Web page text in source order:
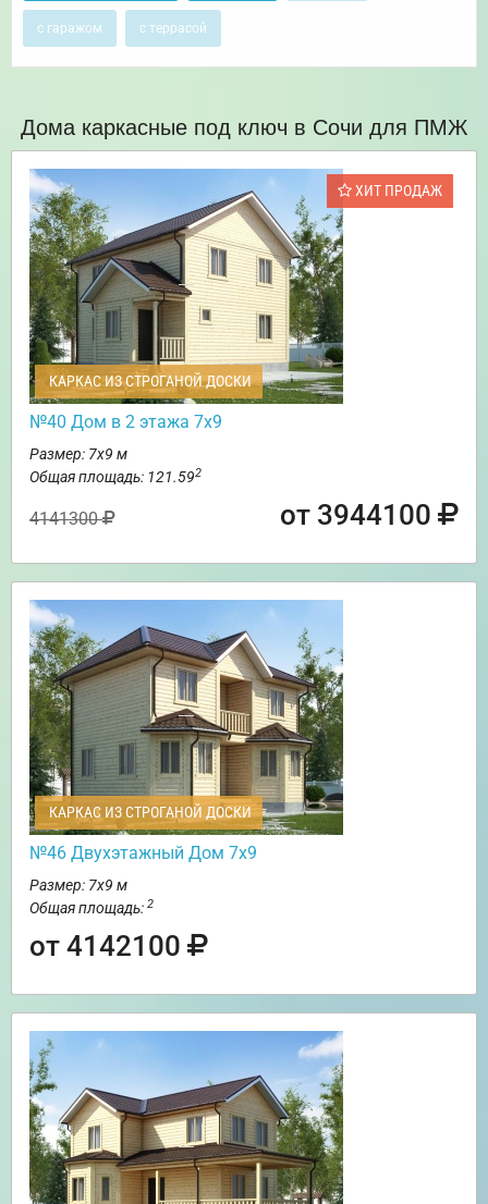
с гаражом с террасой
Дома каркасные под ключ в Сочи для ПМЖ
ХИТ ПРОДАЖ
КАРКАС ИЗ СТРОГАНОЙ ДОСКИ
№40 Дом в 2 этажа 7х9
Размер: 7х9 м
Общая площадь: 121.592
4141300 от 3944100
КАРКАС ИЗ СТРОГАНОЙ ДОСКИ
№46 Двухэтажный Дом 7х9
Размер: 7х9 м
Общая площадь: 2
от 4142100